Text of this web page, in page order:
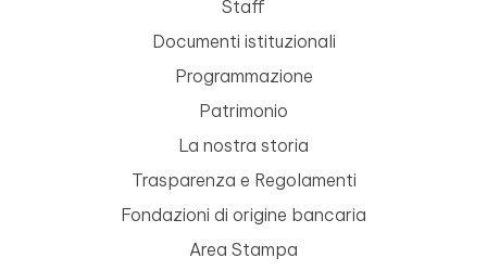
Staff
Documenti istituzionali
Programmazione
Patrimonio
La nostra storia
Trasparenza e Regolamenti
Fondazioni di origine bancaria
Area Stampa